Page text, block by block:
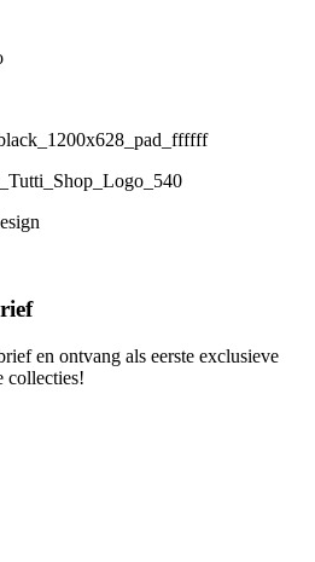
en ontvang als eerste exclusieve
collecties!